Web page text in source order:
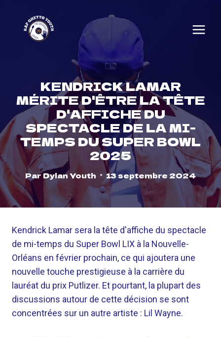
content
KENDRICK LAMAR
MÉRITE D'ÊTRE LA TÊTE
D'AFFICHE DU
SPECTACLE DE LA MI-
TEMPS DU SUPER BOWL
2025
ParDylan Youth 13 septembre 2024
Kendrick Lamar sera la tête d'affiche du spectacle
de mi-temps du Super Bowl LIX à la Nouvelle-
Orléans en février prochain, ce qui ajoutera une
nouvelle touche prestigieuse à la carrière du
lauréat du prix Putlizer. Et pourtant, la plupart des
discussions autour de cette décision se sont
concentrées sur un autre artiste : Lil Wayne.